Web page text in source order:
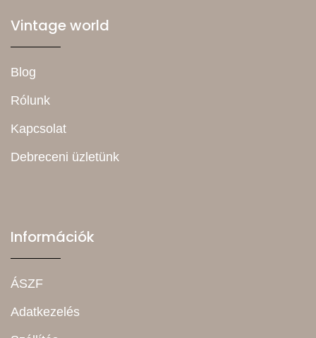
Vintage world
Blog
Rólunk
Kapcsolat
Debreceni üzletünk
Információk
ÁSZF
Adatkezelés